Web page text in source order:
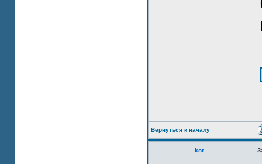
Вернуться к началу
kot_